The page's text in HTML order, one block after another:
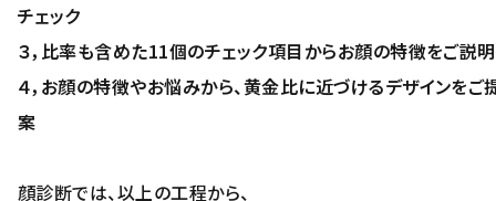
チェック
３，比率も含めた11個のチェック項目からお顔の特徴をご説明
４，お顔の特徴やお悩みから、黄金比に近づけるデザインをご
案
顔診断では、以上の工程から、